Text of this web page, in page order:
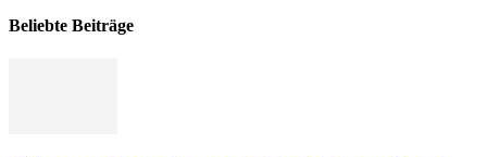
Beliebte Beiträge